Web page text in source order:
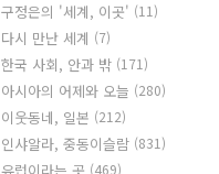
구정은의 '세계, 이곳' (11)
다시 만난 세계 (7)
한국 사회, 안과 밖 (171)
아시아의 어제와 오늘 (280)
이웃동네, 일본 (212)
인샤알라, 중동이슬람 (831)
(469)